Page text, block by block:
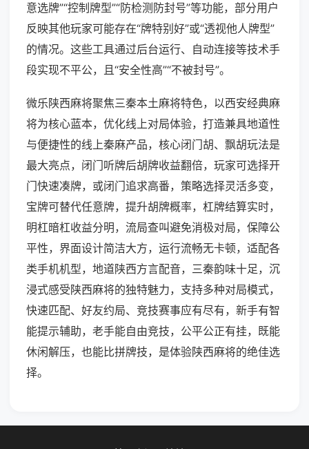
意选牌”“控制牌型”“防检测防封号”等功能，部分用户
反映其他玩家可能存在“牌特别好”或“透视他人牌型”
的情况。这些工具通过后台运行、自动连接等技术手
段实现不平公，且“安全性高”“不被封号”。
微乐陕西麻将聚焦三秦本土麻将特色，以西安经典麻
将为核心蓝本，优化线上对局体验，打造兼具地道性
与便捷性的线上秦麻产品，核心闭门胡、飘胡玩法是
最大亮点，闭门听牌后胡牌收益翻倍，玩家可选择开
门快速凑牌，或闭门追求高番，策略选择灵活多变，
宝牌可替代任意牌，提升胡牌概率，杠牌结算实时，
明杠暗杠收益分明，流局查叫避免消极对局，保障公
平性，界面设计简洁大方，运行流畅无卡顿，适配各
类手机机型，地道陕西方言配音，三秦韵味十足，沉
浸式感受陕西麻将的独特魅力，支持多种对局模式，
快速匹配、好友约局、竞技赛事应有尽有，新手有智
能提示辅助，老手能自由竞技，公平公正有挂，既能
休闲解压，也能比拼牌技，是体验陕西麻将的绝佳选
择。